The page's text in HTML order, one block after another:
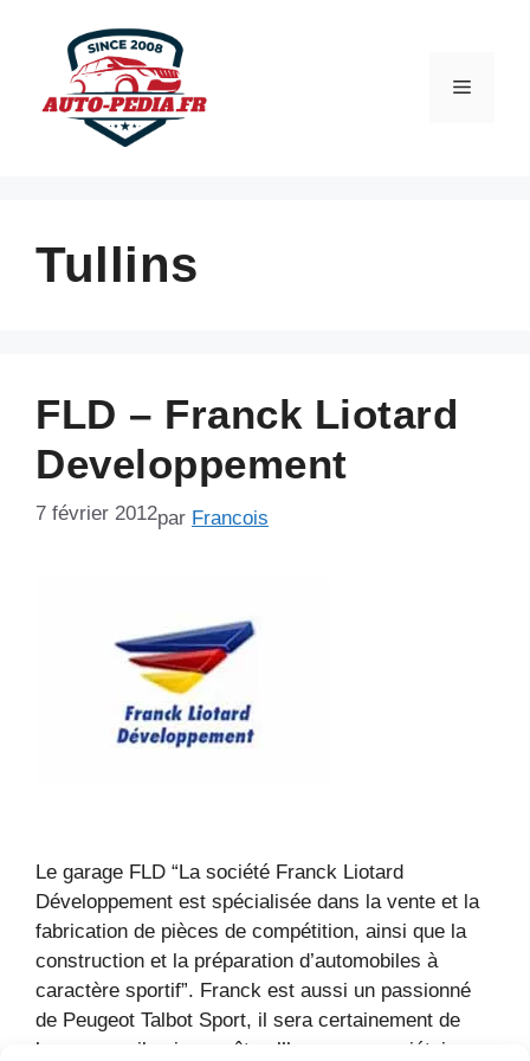
Menu
Tullins
FLD – Franck Liotard
Developpement
7 février 2012par Francois
Le garage FLD “La société Franck Liotard
Développement est spécialisée dans la vente et la
fabrication de pièces de compétition, ainsi que la
construction et la préparation d’automobiles à
caractère sportif”. Franck est aussi un passionné
de Peugeot Talbot Sport, il sera certainement de
bons conseils si vous êtes l’heureux propriétaire